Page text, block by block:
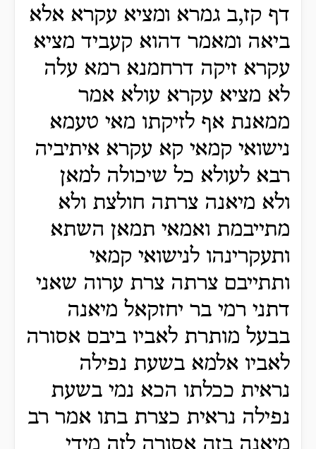
דף קז,ב גמרא ומציא עקרא אלא
ביאה ומאמר דהוא קעביד מציא
עקרא זיקה דרחמנא רמא עלה
לא מציא עקרא עולא אמר
ממאנת אף לזיקתו מאי טעמא
נישואי קמאי קא עקרא איתיביה
רבא לעולא כל שיכולה למאן
ולא מיאנה צרתה חולצת ולא
מתייבמת ואמאי תמאן השתא
ותעקרינהו לנישואי קמאי
ותתייבם צרתה צרת ערוה שאני
דתני רמי בר יחזקאל מיאנה
בבעל מותרת לאביו ביבם אסורה
לאביו אלמא בשעת נפילה
נראית ככלתו הכא נמי בשעת
נפילה נראית כצרת בתו אמר רב